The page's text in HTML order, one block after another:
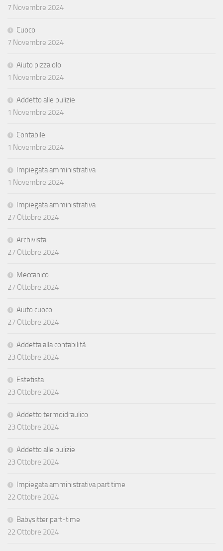
7 Novembre 2024
Cuoco
7 Novembre 2024
Aiuto pizzaiolo
1 Novembre 2024
Addetto alle pulizie
1 Novembre 2024
Contabile
1 Novembre 2024
Impiegata amministrativa
1 Novembre 2024
Impiegata amministrativa
27 Ottobre 2024
Archivista
27 Ottobre 2024
Meccanico
27 Ottobre 2024
Aiuto cuoco
27 Ottobre 2024
Addetta alla contabilità
23 Ottobre 2024
Estetista
23 Ottobre 2024
Addetto termoidraulico
23 Ottobre 2024
Addetto alle pulizie
23 Ottobre 2024
Impiegata amministrativa part time
22 Ottobre 2024
Babysitter part-time
22 Ottobre 2024